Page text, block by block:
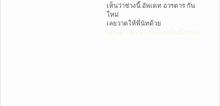
เห็นว่าช่วงนี้ อัพเดท อวรตาร กัน
ใหม่
เลยวาดให้พี่นัทด้วย
(จำได้ว่าตัดผมสั้น เลยเป็นบ๊อบเท)